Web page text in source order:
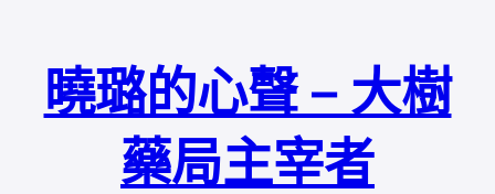
曉璐的心聲 – 大樹
藥局主宰者